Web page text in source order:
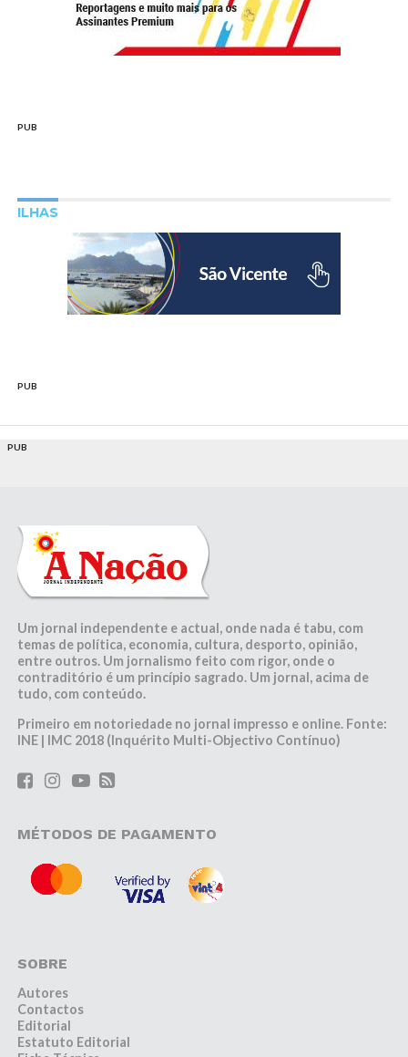
PUB
ILHAS
PUB
PUB
Um jornal independente e actual, onde nada é tabu, com
temas de política, economia, cultura, desporto, opinião,
entre outros. Um jornalismo feito com rigor, onde o
contraditório é um princípio sagrado. Um jornal, acima de
tudo, com conteúdo.
Primeiro em notoriedade no jornal impresso e online. Fonte:
INE | IMC 2018 (Inquérito Multi-Objectivo Contínuo)
MÉTODOS DE PAGAMENTO
SOBRE
Autores
Contactos
Editorial
Estatuto Editorial